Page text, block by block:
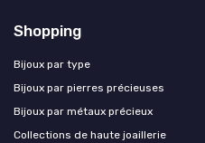
Shopping
Bijoux par type
Bijoux par pierres précieuses
Bijoux par métaux précieux
Collections de haute joaillerie